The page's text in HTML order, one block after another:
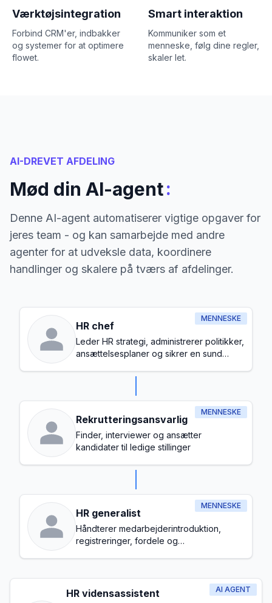
Værktøjsintegration
Forbind CRM'er, indbakker
og systemer for at optimere
flowet.
Smart interaktion
Kommuniker som et
menneske, følg dine regler,
skaler let.
AI-DREVET AFDELING
Mød din AI-agent:
Denne AI-agent automatiserer vigtige opgaver for
jeres team - og kan samarbejde med andre
agenter for at udveksle data, koordinere
handlinger og skalere på tværs af afdelinger.
MENNESKE
HR chef
Leder HR strategi, administrerer politikker,
ansættelsesplaner og sikrer en sund
MENNESKE
Rekrutteringsansvarlig
Finder, interviewer og ansætter
kandidater til ledige stillinger
MENNESKE
HR generalist
Håndterer medarbejderintroduktion,
registreringer, fordele og
AI AGENT
HR vidensassistent